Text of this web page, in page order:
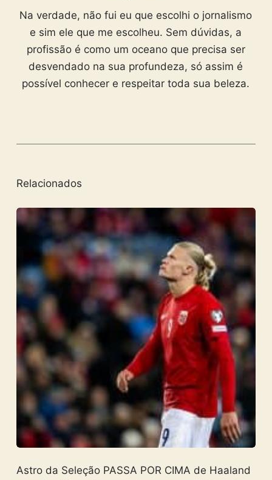
Na verdade, não fui eu que escolhi o jornalismo
e sim ele que me escolheu. Sem dúvidas, a
profissão é como um oceano que precisa ser
desvendado na sua profundeza, só assim é
possível conhecer e respeitar toda sua beleza.
Relacionados
Astro da Seleção PASSA POR CIMA de Haaland